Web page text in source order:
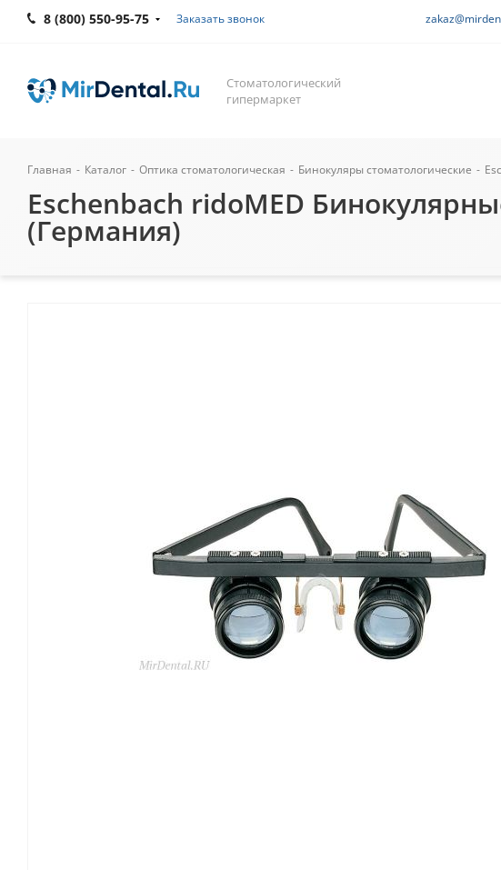
8 (800) 550-95-75 Заказать звонок
Стоматологический
гипермаркет
Главная - Каталог - Оптика стоматологическая - Бинокуляры стоматологические -
Eschenbach ridoMED
(Германия)